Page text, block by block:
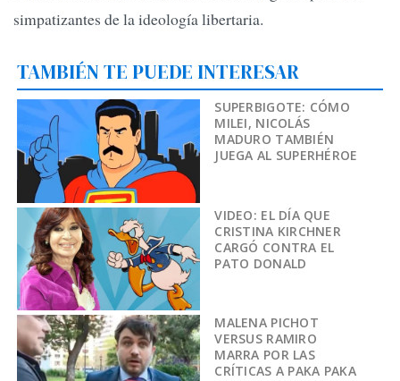
simpatizantes de la ideología libertaria.
TAMBIÉN TE PUEDE INTERESAR
SUPERBIGOTE: CÓMO
MILEI, NICOLÁS
MADURO TAMBIÉN
JUEGA AL SUPERHÉROE
VIDEO: EL DÍA QUE
CRISTINA KIRCHNER
CARGÓ CONTRA EL
PATO DONALD
MALENA PICHOT
VERSUS RAMIRO
MARRA POR LAS
CRÍTICAS A PAKA PAKA